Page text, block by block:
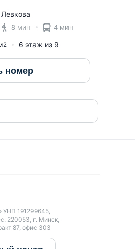
Левкова
8 мин 4 мин
2 6 этаж из 9
номер
УНП 191299645,
220053, г. Минск,
87, офис 303